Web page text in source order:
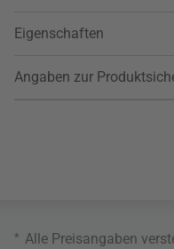
Eigenschaften
Angaben zur
* Alle Preisangaben